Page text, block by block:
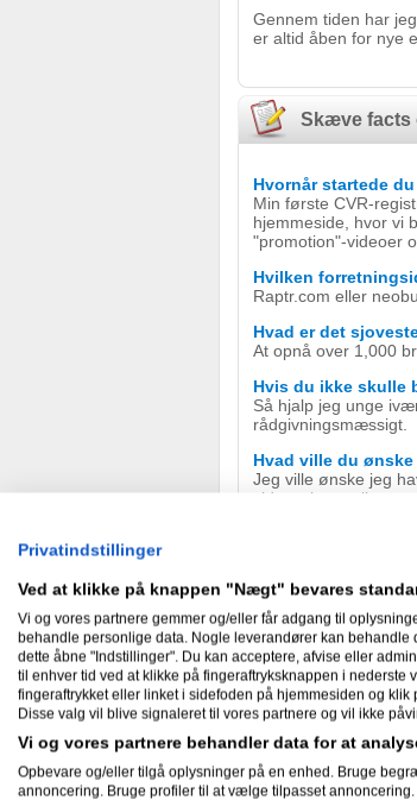
Gennem tiden har
er altid åben for nye
Skæve facts
Hvornår startede
Min første CVR-
hjemmeside, hvor vi
"promotion"-videoer
Hvilken
Raptr.com eller
Hvad er det
At opnå over 1,000
Hvis du ikke skulle
Så hjalp jeg unge
rådgivningsmæssigt.
Hvad ville du
Jeg ville ønske jeg
vidste sig nemlig at
Hvad er dit bedste
Arbejd røven ud af
på, skal du nok
Hvad er din
Ringenes Herre
Nyheder
Privatindstillinger
Ved at klikke på knappen "Nægt" bevares
Vi og vores partnere gemmer og/eller får adgang til
behandle personlige data. Nogle leverandører kan
dette åbne "Indstillinger". Du kan acceptere, afvise eller
til enhver tid ved at klikke på fingeraftryksknappen i
fingeraftrykket eller linket i sidefoden på hjemmesiden og
Disse valg vil blive signaleret til vores partnere og vil ikke
Vi og vores partnere behandler data for at
Opbevare og/eller tilgå oplysninger på en enhed. Bruge
annoncering. Bruge profiler til at vælge tilpasset